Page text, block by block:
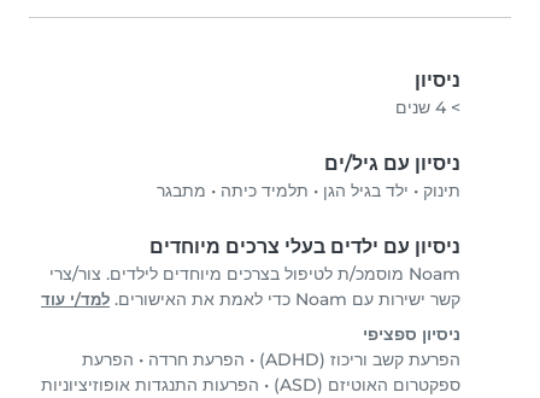
ניסיון
> 4 שנים
ניסיון עם גיל/ים
תינוק • ילד בגיל הגן • תלמיד כיתה • מתבגר
ניסיון עם ילדים בעלי צרכים מיוחדים
Noam מוסמכ/ת לטיפול בצרכים מיוחדים לילדים. צור/צרי
קשר ישירות עם Noam כדי לאמת את האישורים.
למד/י עוד
ניסיון ספציפי
הפרעת קשב וריכוז (ADHD)
• הפרעת חרדה • הפרעת
ספקטרום האוטיזם (ASD)
• הפרעות התנגדות אופוזיציוניות